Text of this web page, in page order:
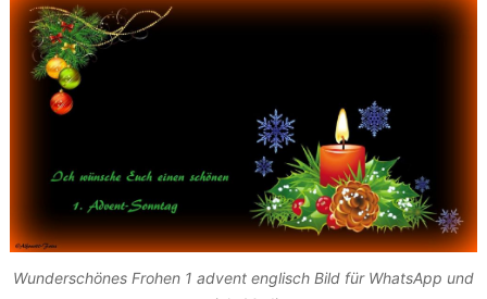
Wunderschönes Frohen 1 advent englisch Bild für WhatsApp und